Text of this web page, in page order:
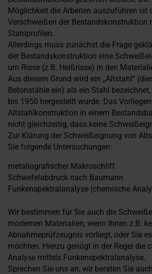
Möglichkeit die Arbeiten auszuführen ist
Verschweißen der Bestandskonstruktion
Stahlprofilen.
Allerdings muss zunächst die Frage
der Bestandskonstruktion eine
um Risse (z.B. Heißrisse) in den
Aus diesem Grund wird ein „Altstahl“
Betonstähle ein) als ein Stahl
bis 1950 hergestellt wurde. Das
Altstahlkonstruktion in einem
nicht gleichzeitig, dass keine
Zur Klärung der Schweißeignung von
Sie folgende Untersuchungen:
metallografischer Makroschliff
Schwefelabdruck nach Baumann
Funkenspektralanalyse (chemische
Wir bestimmen für Sie auch die
modernen Materialien, wenn Ihnen z.B.
Abnahmeprüfzeugnis vorliegt, oder Sie
möchten. Hierzu genügt in der Regel die
Analyse mittels Funkenspektralanalyse.
Sprechen Sie uns an, wir beraten Sie